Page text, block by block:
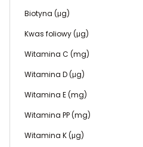
Biotyna (μg)
Kwas foliowy (μg)
Witamina C (mg)
Witamina D (μg)
Witamina E (mg)
Witamina PP (mg)
Witamina K (μg)